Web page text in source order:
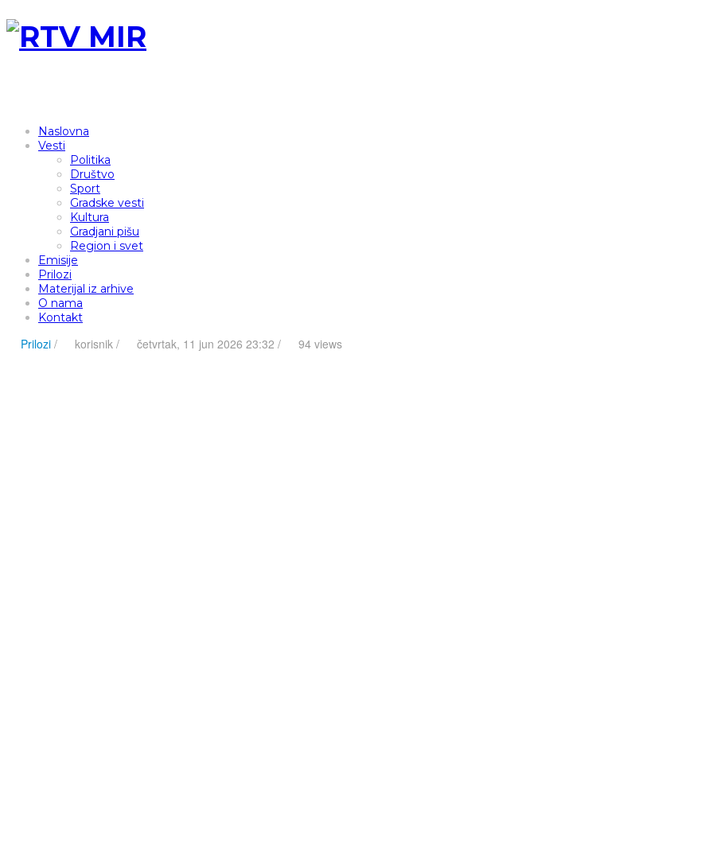
Naslovna
Vesti
Politika
Društvo
Sport
Gradske vesti
Kultura
Gradjani pišu
Region i svet
Emisije
Prilozi
Materijal iz arhive
O nama
Kontakt
Prilozi / korisnik / četvrtak, 11 jun 2026 23:32 / 94 views